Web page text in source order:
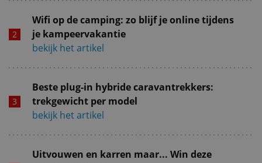
Wifi op de camping: zo blijf je online tijdens
je kampeervakantie
bekijk het artikel
Beste plug-in hybride caravantrekkers:
trekgewicht per model
bekijk het artikel
Uitvouwen en karren maar... Win deze